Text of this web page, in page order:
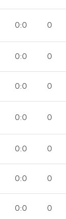
0:0 0
0:0 0
0:0 0
0:0 0
0:0 0
0:0 0
0:0 0